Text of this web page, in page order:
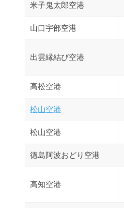
米子鬼太郎空港
山口宇部空港
出雲縁結び空港
高松空港
松山空港
松山空港
徳島阿波おどり空港
高知空港